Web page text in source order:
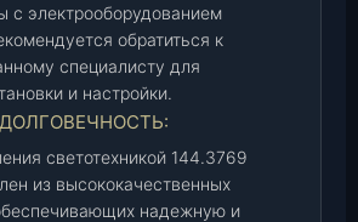
с электрооборудованием
обратиться к
специалисту для
и настройки.
светотехникой 144.3769
из высококачественных
надежную и